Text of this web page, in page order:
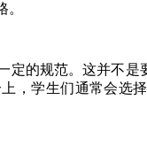
定的规范。这并不
，学生们通常会选